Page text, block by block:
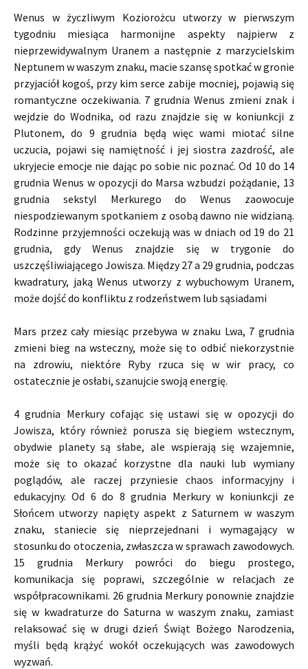
Wenus w życzliwym Koziorożcu utworzy w pierwszym
tygodniu miesiąca harmonijne aspekty najpierw z
nieprzewidywalnym Uranem a następnie z marzycielskim
Neptunem w waszym znaku, macie szansę spotkać w gronie
przyjaciół kogoś, przy kim serce zabije mocniej, pojawią się
romantyczne oczekiwania. 7 grudnia Wenus zmieni znak i
wejdzie do Wodnika, od razu znajdzie się w koniunkcji z
Plutonem, do 9 grudnia będą więc wami miotać silne
uczucia, pojawi się namiętność i jej siostra zazdrość, ale
ukryjecie emocje nie dając po sobie nic poznać. Od 10 do 14
grudnia Wenus w opozycji do Marsa wzbudzi pożądanie, 13
grudnia sekstyl Merkurego do Wenus zaowocuje
niespodziewanym spotkaniem z osobą dawno nie widzianą.
Rodzinne przyjemności oczekują was w dniach od 19 do 21
grudnia, gdy Wenus znajdzie się w trygonie do
uszczęśliwiającego Jowisza. Między 27 a 29 grudnia, podczas
kwadratury, jaką Wenus utworzy z wybuchowym Uranem,
może dojść do konfliktu z rodzeństwem lub sąsiadami
Mars przez cały miesiąc przebywa w znaku Lwa, 7 grudnia
zmieni bieg na wsteczny, może się to odbić niekorzystnie
na zdrowiu, niektóre Ryby rzuca się w wir pracy, co
ostatecznie je osłabi, szanujcie swoją energię.
4 grudnia Merkury cofając się ustawi się w opozycji do
Jowisza, który również porusza się biegiem wstecznym,
obydwie planety są słabe, ale wspierają się wzajemnie,
może się to okazać korzystne dla nauki lub wymiany
poglądów, ale raczej przyniesie chaos informacyjny i
edukacyjny. Od 6 do 8 grudnia Merkury w koniunkcji ze
Słońcem utworzy napięty aspekt z Saturnem w waszym
znaku, staniecie się nieprzejednani i wymagający w
stosunku do otoczenia, zwłaszcza w sprawach zawodowych.
15 grudnia Merkury powróci do biegu prostego,
komunikacja się poprawi, szczególnie w relacjach ze
współpracownikami. 26 grudnia Merkury ponownie znajdzie
się w kwadraturze do Saturna w waszym znaku, zamiast
relaksować się w drugi dzień Świąt Bożego Narodzenia,
myśli będą krążyć wokół oczekujących was zawodowych
wyzwań.